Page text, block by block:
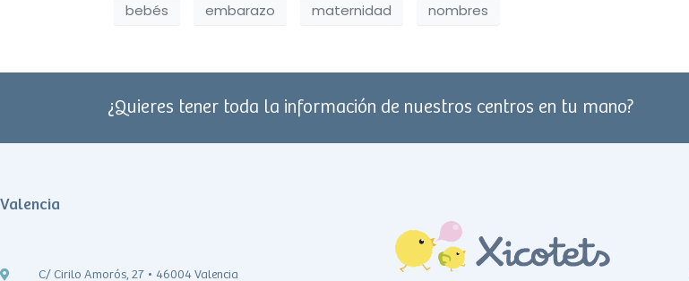
bebés embarazo maternidad nombres
¿Quieres tener toda la información de nuestros centros en tu mano?
Valencia
C/ Cirilo Amorós, 27 • 46004 Valencia